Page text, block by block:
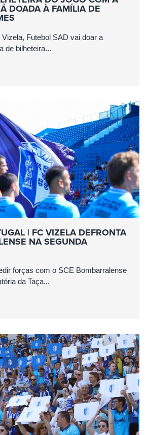
DOADA À FAMÍLIA DE
Futebol SAD vai doar a
de bilheteira...
| FC VIZELA DEFRONTA
NA SEGUNDA
forças com o SCE Bombarralense
da Taça...